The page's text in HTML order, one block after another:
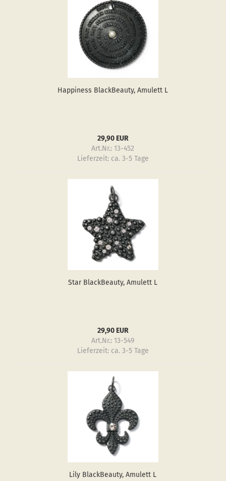
Hap­pi­ness Black­Be­au­ty, Amu­lett L
29,90 EUR
Art.Nr.: 13-452
Lieferzeit: ca. 3-5 Tage
Star Black­Be­au­ty, Amu­lett L
29,90 EUR
Art.Nr.: 13-549
Lieferzeit: ca. 3-5 Tage
Lily Black­Be­au­ty, Amu­lett L